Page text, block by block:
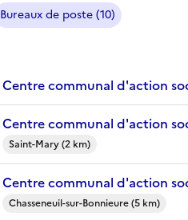
Bureaux de poste (10)
Centre communal d'action
Centre communal d'action
Saint-Mary (2 km)
Centre communal d'action
Chasseneuil-sur-Bonnieure (5 km)